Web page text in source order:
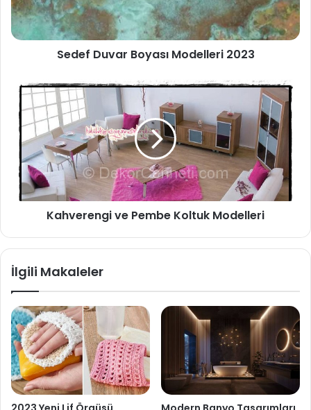
Sedef Duvar Boyası Modelleri 2023
Kahverengi ve Pembe Koltuk Modelleri
İlgili Makaleler